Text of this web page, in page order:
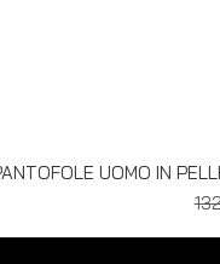
UOMO IN